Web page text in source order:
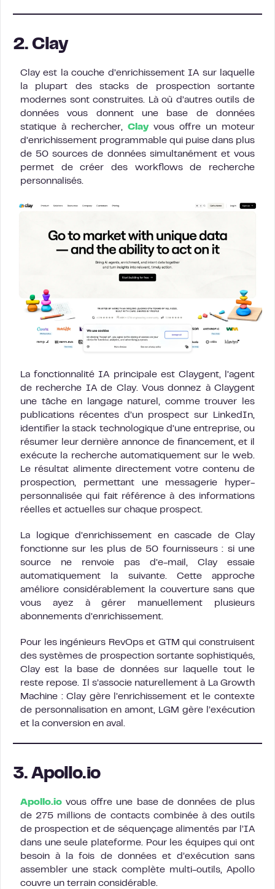
2. Clay
Clay est la couche d’enrichissement IA sur laquelle
la plupart des stacks de prospection sortante
modernes sont construites. Là où d’autres outils de
données vous donnent une base de données
statique à rechercher, Clayvous offre un moteur
d’enrichissement programmable qui puise dans plus
de 50 sources de données simultanément et vous
permet de créer des workflows de recherche
personnalisés.
La fonctionnalité IA principale est Claygent, l’agent
de recherche IA de Clay. Vous donnez à Claygent
une tâche en langage naturel, comme trouver les
publications récentes d’un prospect sur LinkedIn,
identifier la stack technologique d’une entreprise, ou
résumer leur dernière annonce de financement, et il
exécute la recherche automatiquement sur le web.
Le résultat alimente directement votre contenu de
prospection, permettant une messagerie hyper-
personnalisée qui fait référence à des informations
réelles et actuelles sur chaque prospect.
La logique d’enrichissement en cascade de Clay
fonctionne sur les plus de 50 fournisseurs : si une
source ne renvoie pas d’e-mail, Clay essaie
automatiquement la suivante. Cette approche
améliore considérablement la couverture sans que
vous ayez à gérer manuellement plusieurs
abonnements d’enrichissement.
Pour les ingénieurs RevOps et GTM qui construisent
des systèmes de prospection sortante sophistiqués,
Clay est la base de données sur laquelle tout le
reste repose. Il s’associe naturellement à La Growth
Machine : Clay gère l’enrichissement et le contexte
de personnalisation en amont, LGM gère l’exécution
et la conversion en aval.
3. Apollo.io
Apollo.io vous offre une base de données de plus
de 275 millions de contacts combinée à des outils
de prospection et de séquençage alimentés par l’IA
dans une seule plateforme. Pour les équipes qui ont
besoin à la fois de données et d’exécution sans
assembler une stack complète multi-outils, Apollo
couvre un terrain considérable.